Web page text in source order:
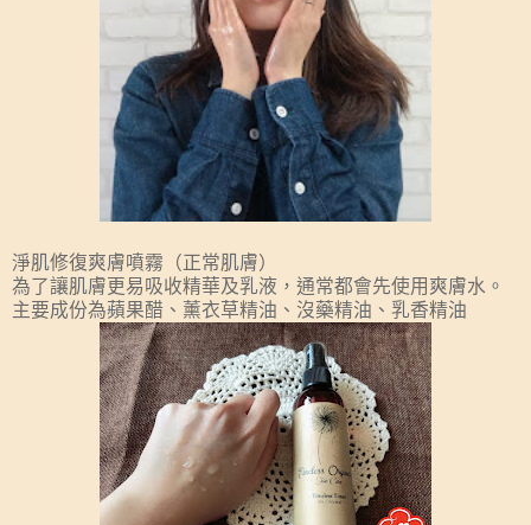
淨肌修復爽膚噴霧（正常肌膚）
為了讓肌膚更易吸收精華及乳液，通常都會先使用爽膚水。
主要成份為蘋果醋、薰衣草精油、沒藥精油、乳香精油